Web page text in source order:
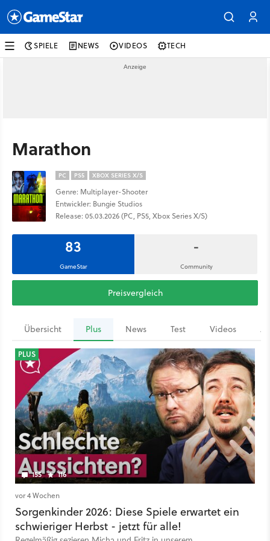
SPIELE NEWS VIDEOS TECH
Marathon
PC PS5 XBOX SERIES X/S
Genre: Multiplayer-Shooter
Entwickler: Bungie Studios
Release: 05.03.2026 (PC, PS5, Xbox Series X/S)
83
GameStar
-
Community
Preisvergleich
Übersicht Plus News Test Videos
155 116
PLUS
vor 4 Wochen
Sorgenkinder 2026: Diese Spiele erwartet ein
schwieriger Herbst - jetzt für alle!